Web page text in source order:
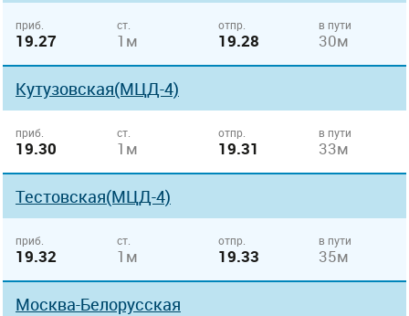
приб.
19.27
ст.
1м
отпр.
19.28
в пути
30м
Кутузовская(МЦД-4)
приб.
19.30
ст.
1м
отпр.
19.31
в пути
33м
Тестовская(МЦД-4)
приб.
19.32
ст.
1м
отпр.
19.33
в пути
35м
Москва-Белорусская